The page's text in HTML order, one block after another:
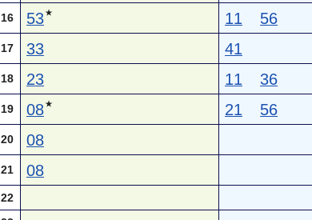
16 53★ 11 56
17 33 41
18 23 11 36
19 08★ 21 56
20 08
21 08
22